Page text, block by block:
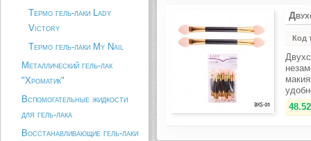
Термо гель-лаки Lady
Victory
Термо гель-лаки My Nail
Металлический гель-лак
"Хроматик"
Вспомогательные жидкости
для гель-лака
Восстанавливающие гель-лаки
Код